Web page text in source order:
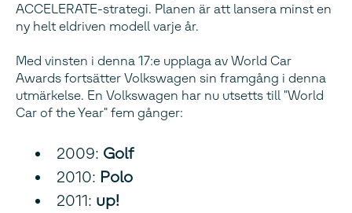
ACCELERATE-strategi. Planen är att lansera minst en
ny helt eldriven modell varje år.
Med vinsten i denna 17:e upplaga av World Car
Awards fortsätter Volkswagen sin framgång i denna
utmärkelse. En Volkswagen har nu utsetts till "World
Car of the Year" fem gånger:
2009: Golf
2010: Polo
2011: up!